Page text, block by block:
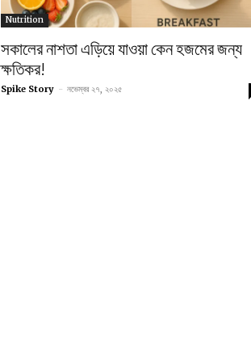
Nutrition
সকালের নাশতা এড়িয়ে যাওয়া কেন হজমের জন্য
ক্ষতিকর!
Spike Story - নভেম্বর ২৭, ২০২৫